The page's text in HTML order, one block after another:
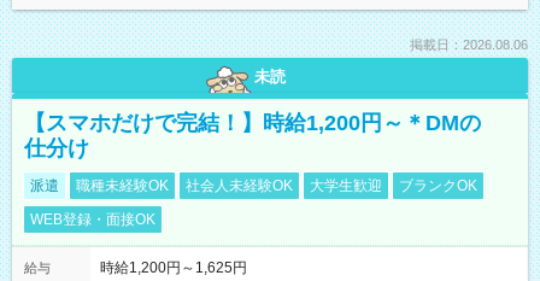
掲載日：2026.08.06
未読
【スマホだけで完結！】時給1,200円～＊DMの
仕分け
派遣 職種未経験OK 社会人未経験OK 大学生歓迎
ブランクOK
WEB登録・面接OK
給与 時給1,200円～1,625円